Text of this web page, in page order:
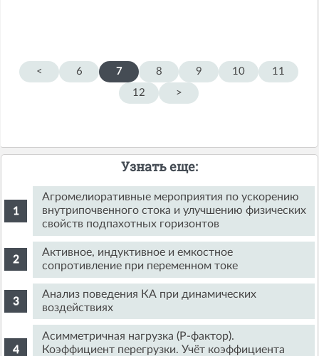
< 6 7 8 9 10
11
12
>
Узнать еще:
Агромелиоративные мероприятия по ускорению
внутрипочвенного стока и улучшению физических
свойств подпахотных горизонтов
Активное, индуктивное и емкостное
сопротивление при переменном токе
Анализ поведения КА при динамических
воздействиях
Асимметричная нагрузка (Р-фактор).
Коэффициент перегрузки. Учёт коэффициента